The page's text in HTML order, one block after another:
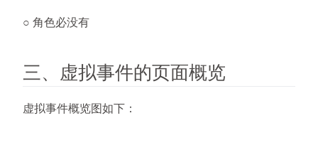
○ 角色必没有
三、虚拟事件的页面概览
虚拟事件概览图如下：